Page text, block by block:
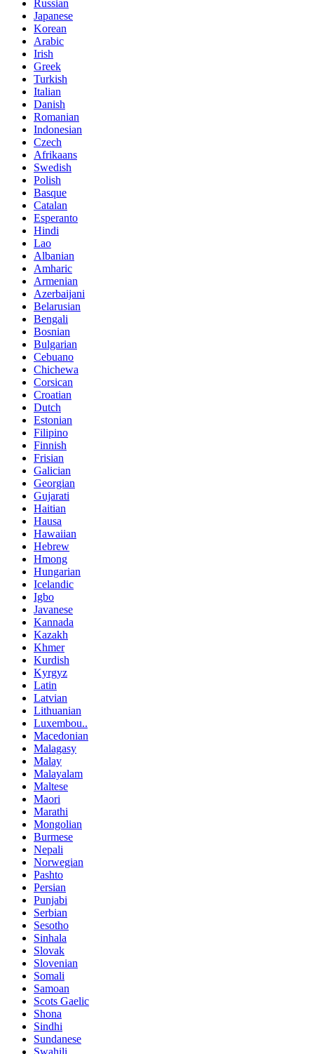
Russian
Japanese
Korean
Arabic
Irish
Greek
Turkish
Italian
Danish
Romanian
Indonesian
Czech
Afrikaans
Swedish
Polish
Basque
Catalan
Esperanto
Hindi
Lao
Albanian
Amharic
Armenian
Azerbaijani
Belarusian
Bengali
Bosnian
Bulgarian
Cebuano
Chichewa
Corsican
Croatian
Dutch
Estonian
Filipino
Finnish
Frisian
Galician
Georgian
Gujarati
Haitian
Hausa
Hawaiian
Hebrew
Hmong
Hungarian
Icelandic
Igbo
Javanese
Kannada
Kazakh
Khmer
Kurdish
Kyrgyz
Latin
Latvian
Lithuanian
Luxembou..
Macedonian
Malagasy
Malay
Malayalam
Maltese
Maori
Marathi
Mongolian
Burmese
Nepali
Norwegian
Pashto
Persian
Punjabi
Serbian
Sesotho
Sinhala
Slovak
Slovenian
Somali
Samoan
Scots Gaelic
Shona
Sindhi
Sundanese